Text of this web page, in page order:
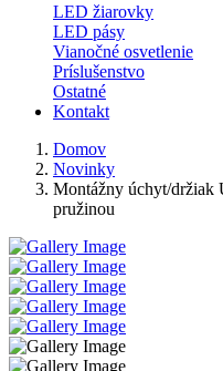
LED žiarovky
LED pásy
Vianočné osvetlenie
Príslušenstvo
Ostatné
Kontakt
Domov
Novinky
Montážny úchyt/
pružinou